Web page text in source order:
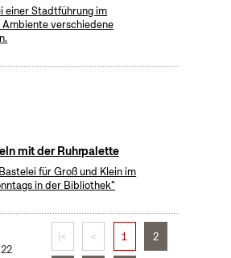
einer Stadtführung im
verschiedene
mit der Ruhrpalette
für Groß und Klein im
in der Bibliothek"
|< < 1 2